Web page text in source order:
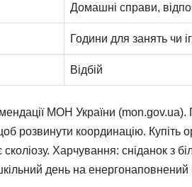
Домашні справи,
Години для занять чи
Відбій
МОН України (mon.gov.ua).
розвинути координацію. Купіть
сколіозу. Харчування: сніданок з
день на